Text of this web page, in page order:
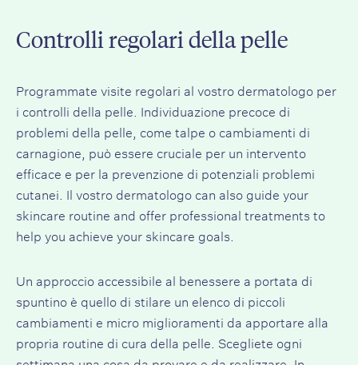
Controlli regolari della pelle
Programmate visite regolari al vostro dermatologo per
i controlli della pelle. Individuazione precoce di
problemi della pelle, come talpe o cambiamenti di
carnagione, può essere cruciale per un intervento
efficace e per la prevenzione di potenziali problemi
cutanei. Il vostro dermatologo can also guide your
skincare routine and offer professional treatments to
help you achieve your skincare goals
Un approccio accessibile al benessere a portata di
spuntino è quello di stilare un elenco di piccoli
cambiamenti e micro miglioramenti da apportare alla
propria routine di cura della pelle. Scegliete ogni